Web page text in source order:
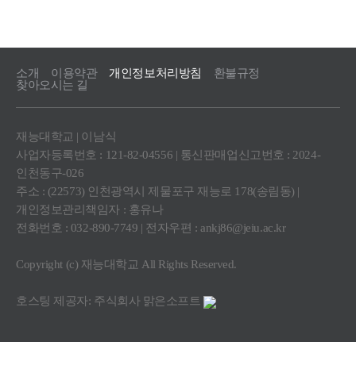
소개 이용약관 개인정보처리방침
환불규정
찾아오시는 길
재능대학교 | 이남식
사업자등록번호 : 121-82-04556 | 통신판매업신고번호 : 2024-
인천동구-026
주소 : (22573) 인천광역시 제물포구 재능로 178(송림동) |
개인정보관리책임자 : 홍유나
전화번호 : 032-890-7749 | 전자우편 : ankj86@jeiu.ac.kr
Copyright (c) 재능대학교 All Rights Reserved.
호스팅 제공자: 주식회사 맑은소프트